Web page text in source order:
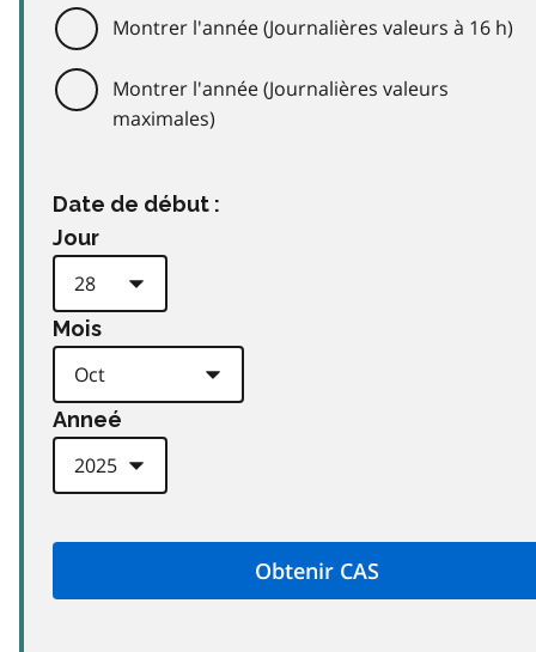
Montrer l'année (Journalières valeurs à 16 h)
Montrer l'année (Journalières valeurs
maximales)
Date de début :
Jour
Mois
Anneé